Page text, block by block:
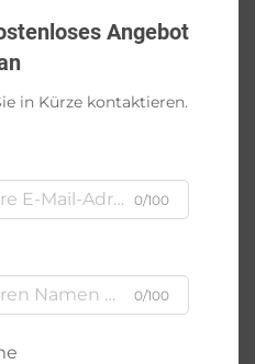
Angebot
in Kürze kontaktieren.
0/100
0/100